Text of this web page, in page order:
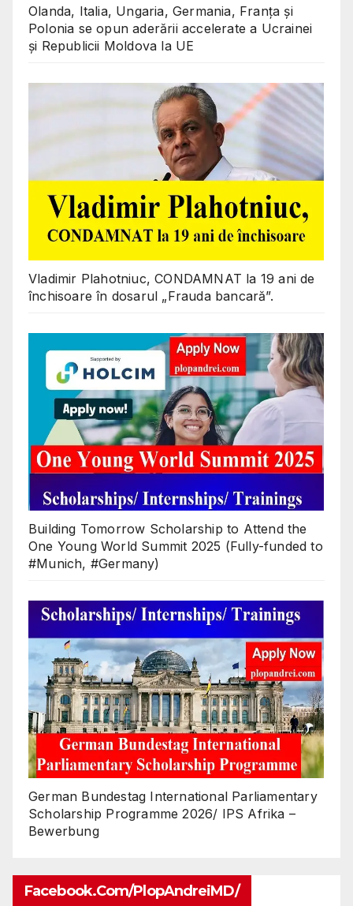
Olanda, Italia, Ungaria, Germania, Franța și
Polonia se opun aderării accelerate a Ucrainei
și Republicii Moldova la UE
Vladimir Plahotniuc, CONDAMNAT la 19 ani de
închisoare în dosarul „Frauda bancară”.
Building Tomorrow Scholarship to Attend the
One Young World Summit 2025 (Fully-funded to
#Munich, #Germany)
German Bundestag International Parliamentary
Scholarship Programme 2026/ IPS Afrika –
Bewerbung
Facebook.com/PlopAndreiMD/